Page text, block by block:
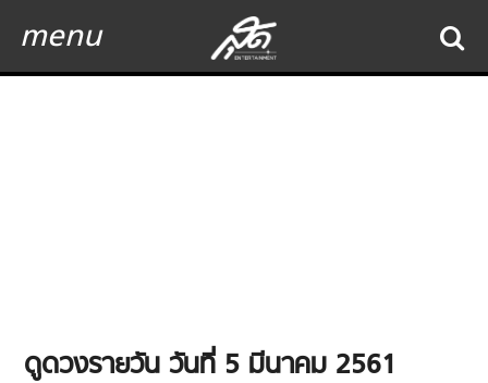
menu
ดูดวงรายวัน วันที่ 5 มีนาคม 2561